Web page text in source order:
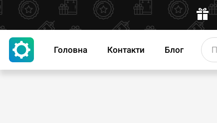
Головна Контакти Блог